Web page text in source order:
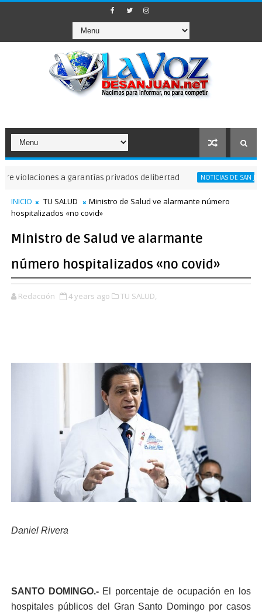
a garantías privados delibertad NOTICIAS DE SAN JUAN
INICIO TU SALUD
Ministro de Salud ve alarmante número
hospitalizados «no covid»
Ministro de Salud ve alarmante
número hospitalizados «no covid»
Redacción 4 years ago TU SALUD,
Daniel Rivera
SANTO DOMINGO.-El porcentaje de ocupación en los
hospitales públicos del Gran Santo Domingo por casos